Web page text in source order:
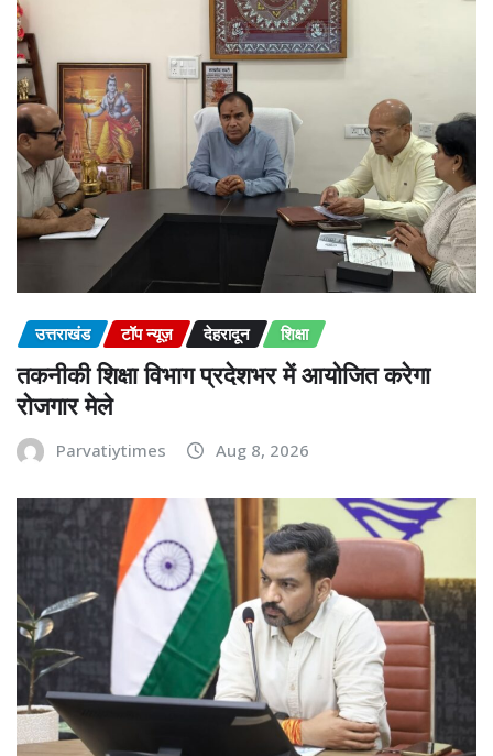
उत्तराखंड टॉप न्यूज़ देहरादून शिक्षा
तकनीकी शिक्षा विभाग प्रदेशभर में आयोजित करेगा
रोजगार मेले
Parvatiytimes Aug 8, 2026